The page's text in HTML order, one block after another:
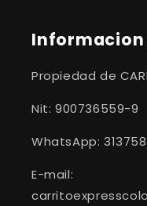
Propiedad de
Nit: 900736559-9
WhatsApp:
E-mail: